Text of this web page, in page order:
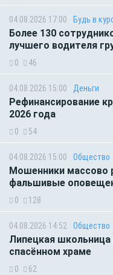
04.08.2026 17:00 Будь в
Более 130
лучшего водителя
0 46
04.08.2026 15:00 Деньги
Рефинансирование
2026 года
0 54
04.08.2026 15:00 Общество
Мошенники массово
фальшивые
0 128
04.08.2026 14:52 Общество
Липецкая школьница
спасённом храме
0 62